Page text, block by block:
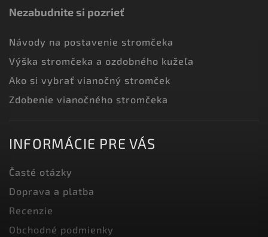
Nezabudnite si pozrieť
Návody na postavenie stromčeka
Výška stromčeka a ozdobného kužeľa
Ako si vybrať vianočný stromček
Zdobenie vianočného stromčeka
INFORMÁCIE PRE VÁS
Časté otázky
Doprava a platba
Recenzie
Obchodné podmienky